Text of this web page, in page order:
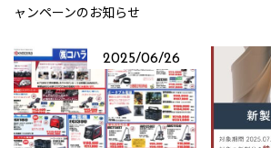
ャンペーンのお知らせ
2025/06/26